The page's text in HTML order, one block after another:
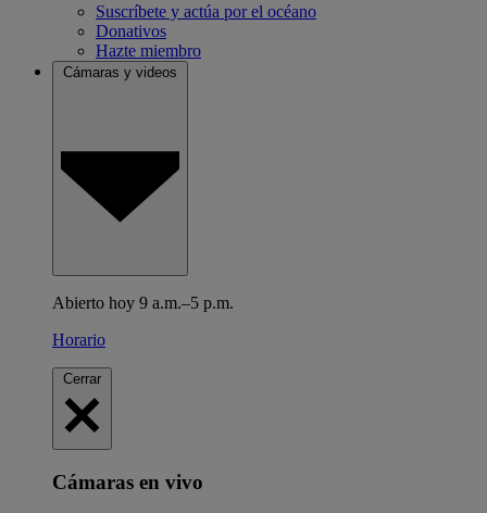
Suscríbete y actúa por el océano
Donativos
Hazte miembro
Cámaras y videos
Abierto hoy 9 a.m.–5 p.m.
Horario
Cerrar
Cámaras en vivo